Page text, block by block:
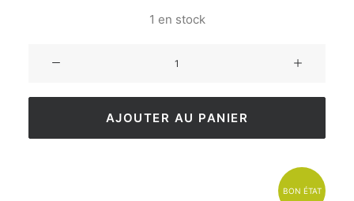
1 en stock
AJOUTER AU PANIER
BON ÉTAT